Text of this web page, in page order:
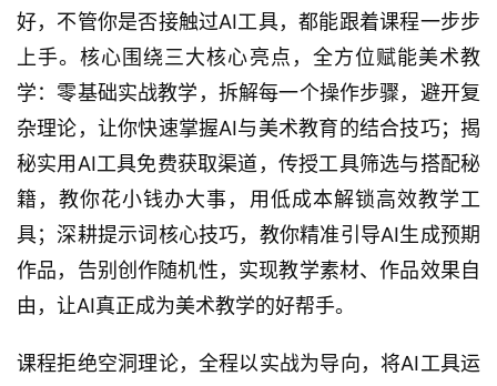
好，不管你是否接触过AI工具，都能跟着课程一步步
上手。核心围绕三大核心亮点，全方位赋能美术教
学：零基础实战教学，拆解每一个操作步骤，避开复
杂理论，让你快速掌握AI与美术教育的结合技巧；揭
秘实用AI工具免费获取渠道，传授工具筛选与搭配秘
籍，教你花小钱办大事，用低成本解锁高效教学工
具；深耕提示词核心技巧，教你精准引导AI生成预期
作品，告别创作随机性，实现教学素材、作品效果自
由，让AI真正成为美术教学的好帮手。
课程拒绝空洞理论，全程以实战为导向，将AI工具运